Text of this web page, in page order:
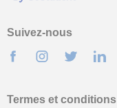
Suivez-nous
Termes et conditions